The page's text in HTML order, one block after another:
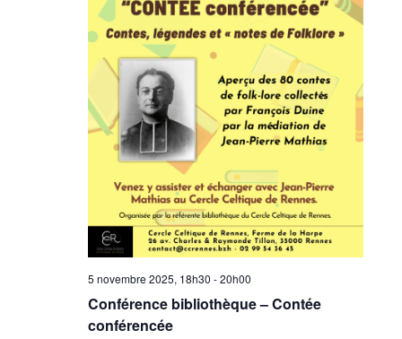
5 novembre 2025, 18h30 -20h00
Conférence bibliothèque – Contée
conférencée